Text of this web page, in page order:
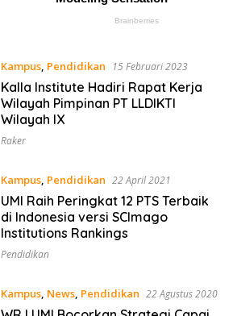
Kampus, Pendidikan 15 Februari 2023
Kalla Institute Hadiri Rapat Kerja
Wilayah Pimpinan PT LLDIKTI
Wilayah IX
Raker
Kampus, Pendidikan 22 April 2021
UMI Raih Peringkat 12 PTS Terbaik
di Indonesia versi SCImago
Institutions Rankings
Pendidikan
Kampus, News, Pendidikan 22 Agustus 2020